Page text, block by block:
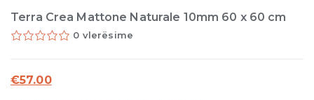
Terra Crea Mattone Naturale 10mm 60 x 60 cm
0 vlerësime
€57.00